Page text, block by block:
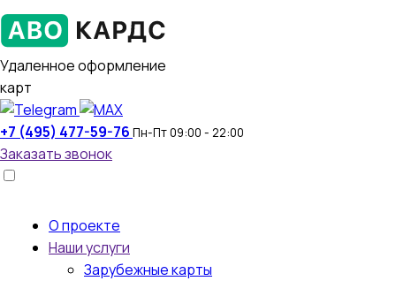
Удаленное оформление
карт
+7 (495) 477-59-76 Пн-Пт 09:00 - 22:00
Заказать звонок
О проекте
Наши услуги
Зарубежные карты